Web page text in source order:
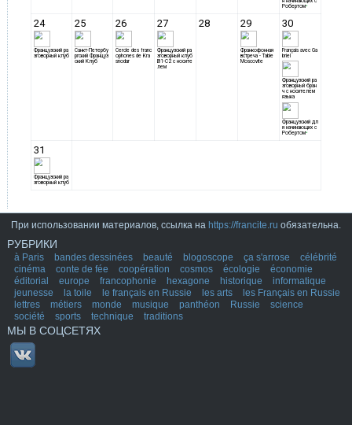
При использовании материалов, ссылка на https://francite.ru обязательна.
РУБРИКИ
à Paris bandes dessinées beauté blogoscope ça s'arrose
célébrité
cinéma
conte de fée coopération cosmos écologie
économie
éditorial
europe francophonie hexagone historique
informatique
jeunesse
la toile le français en Russie les arts
les Français en Russie
lettres
métiers monde musique panthéon Russie
science
société
sports technique traditions
МЫ В СОЦСЕТЯХ